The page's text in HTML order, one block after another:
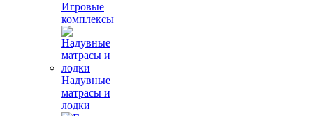
Игровые
комплексы
Надувные
матрасы и
лодки